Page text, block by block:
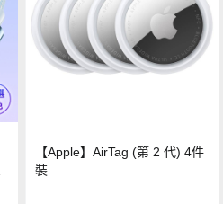
【Apple】AirTag (第 2 代) 4件
裝